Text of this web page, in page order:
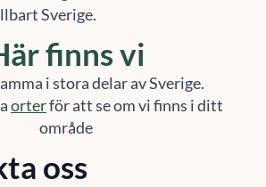
Sverige.
finns vi
i stora delar av Sverige.
orterför att se om vi finns i ditt
område
oss